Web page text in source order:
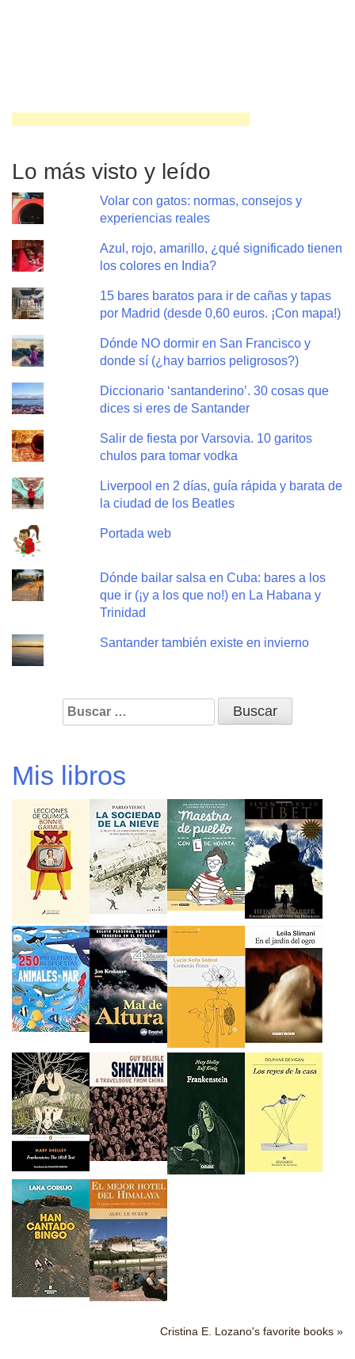
Lo más visto y leído
Volar con gatos: normas, consejos y
experiencias reales
Azul, rojo, amarillo, ¿qué significado tienen
los colores en India?
15 bares baratos para ir de cañas y tapas
por Madrid (desde 0,60 euros. ¡Con mapa!)
Dónde NO dormir en San Francisco y
donde sí (¿hay barrios peligrosos?)
Diccionario ‘santanderino’. 30 cosas que
dices si eres de Santander
Salir de fiesta por Varsovia. 10 garitos
chulos para tomar vodka
Liverpool en 2 días, guía rápida y barata de
la ciudad de los Beatles
Portada web
Dónde bailar salsa en Cuba: bares a los
que ir (¡y a los que no!) en La Habana y
Trinidad
Santander también existe en invierno
Buscar:
Mis libros
Cristina E. Lozano's favorite books »